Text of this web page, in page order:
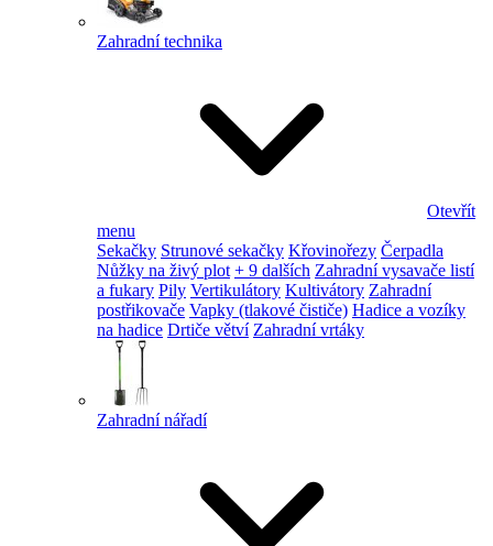
Zahradní technika
Otevřít
menu
Sekačky Strunové sekačky Křovinořezy Čerpadla
Nůžky na živý plot + 9 dalších Zahradní vysavače listí
a fukary Pily Vertikulátory Kultivátory Zahradní
postřikovače Vapky (tlakové čističe) Hadice a vozíky
na hadice Drtiče větví Zahradní vrtáky
Zahradní nářadí